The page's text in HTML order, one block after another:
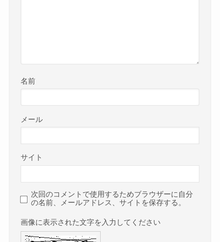
名前
メール
サイト
次回のコメントで使用するためブラウザーに自分
の名前、メールアドレス、サイトを保存する。
画像に表示された文字を入力してください